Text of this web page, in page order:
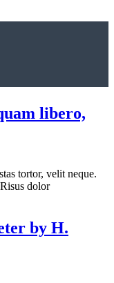
libero,
tortor, velit neque.
dolor
by H.